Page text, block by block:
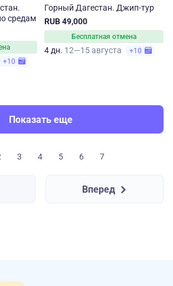
средам
+10
Горный Дагестан. Джип-тур
RUB 49,000
Бесплатная отмена
4 дн. 12—15 августа +10
Показать еще
3 4 5 6 7
Вперед